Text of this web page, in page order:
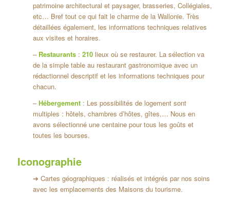
patrimoine architectural et paysager, brasseries, Collégiales,
etc… Bref tout ce qui fait le charme de la Wallonie. Très
détaillées également, les informations techniques relatives
aux visites et horaires.
– Restaurants: 210 lieux où se restaurer. La sélection va
de la simple table au restaurant gastronomique avec un
rédactionnel descriptif et les informations techniques pour
chacun.
–Hébergement: Les possibilités de logement sont
multiples : hôtels, chambres d’hôtes, gîtes,… Nous en
avons sélectionné une centaine pour tous les goûts et
toutes les bourses.
Iconographie
➔ Cartes géographiques : réalisés et intégrés par nos soins
avec les emplacements des Maisons du tourisme.